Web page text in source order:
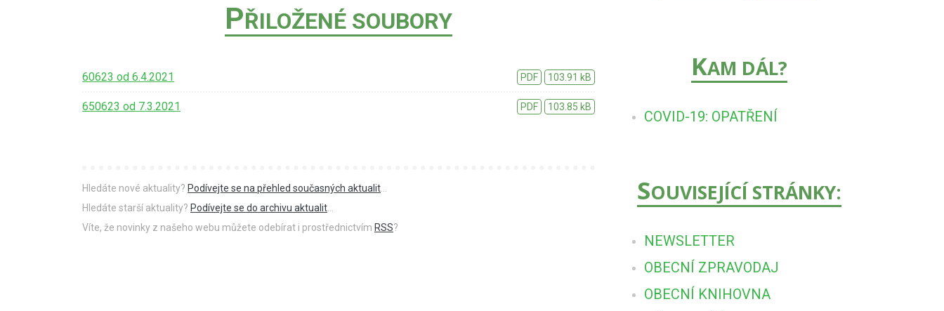
PŘILOŽENÉ SOUBORY
60623 od 6.4.2021 PDF 103.91 kB
650623 od 7.3.2021 PDF 103.85 kB
Hledáte nové aktuality? Podívejte se na přehled současných aktualit
Hledáte starší aktuality? Podívejte se do archivu aktualit
Víte, že novinky z našeho webu můžete odebírat i prostřednictvím RSS?
KAM DÁL?
COVID-19: OPATŘENÍ
SOUVISEJÍCÍ STRÁNKY:
NEWSLETTER
OBECNÍ ZPRAVODAJ
OBECNÍ KNIHOVNA